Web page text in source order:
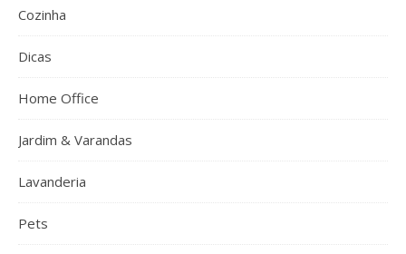
Cozinha
Dicas
Home Office
Jardim & Varandas
Lavanderia
Pets